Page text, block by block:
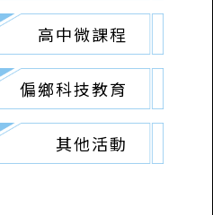
高中微課程
偏鄉科技教育
其他活動